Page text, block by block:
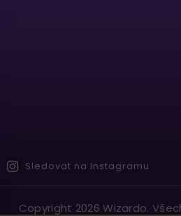
Sledovat na Instagramu
Copyright 2026Wizardo.